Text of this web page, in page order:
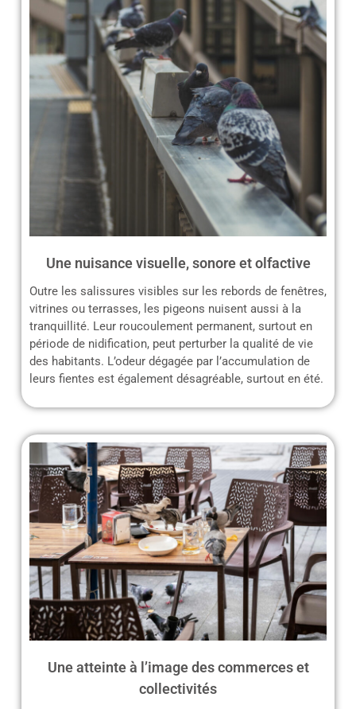
Une nuisance visuelle, sonore et olfactive
Outre les salissures visibles sur les rebords de fenêtres,
vitrines ou terrasses, les pigeons nuisent aussi à la
tranquillité. Leur roucoulement permanent, surtout en
période de nidification, peut perturber la qualité de vie
des habitants. L’odeur dégagée par l’accumulation de
leurs fientes est également désagréable, surtout en été.
Une atteinte à l’image des commerces et
collectivités